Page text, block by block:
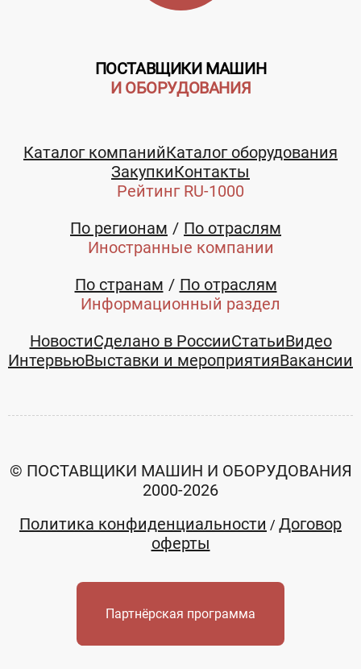
ПОСТАВЩИКИ МАШИН
И ОБОРУДОВАНИЯ
Каталог компанийКаталог оборудования
ЗакупкиКонтакты
Рейтинг RU-1000
По регионам
По отраслям
Иностранные компании
По странам
По отраслям
Информационный раздел
НовостиСделано в РоссииСтатьиВидео
ИнтервьюВыставки и мероприятияВакансии
© ПОСТАВЩИКИ МАШИН И ОБОРУДОВАНИЯ
2000-2026
Политика конфиденциальности / Договор
оферты
Партнёрская программа